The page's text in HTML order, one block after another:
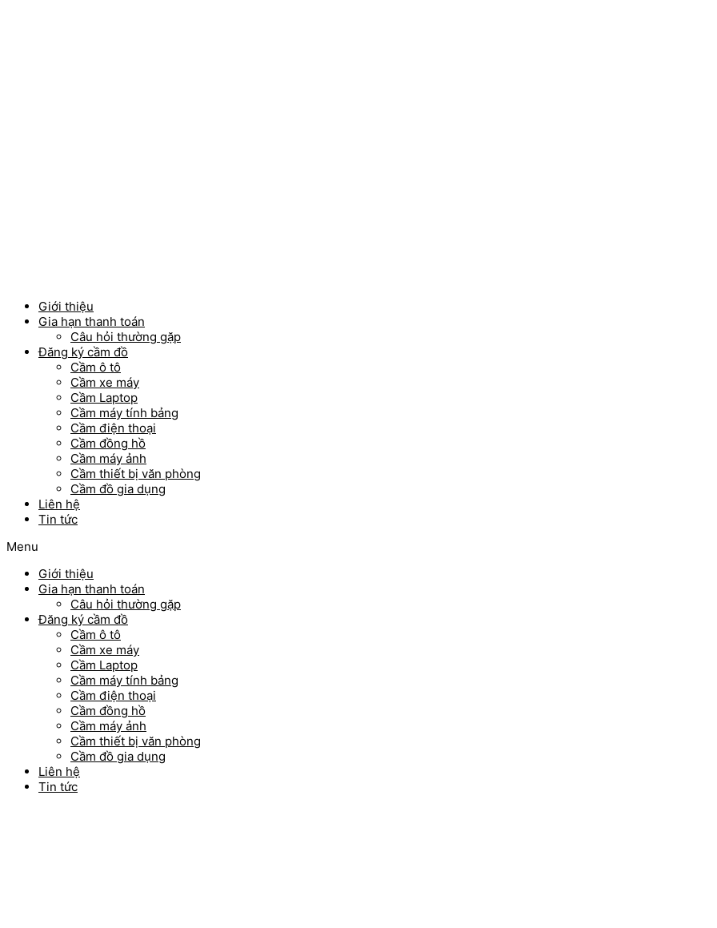
Giới thiệu
Gia hạn thanh toán
Câu hỏi thường gặp
Đăng ký cầm đồ
Cầm ô tô
Cầm xe máy
Cầm Laptop
Cầm máy tính bảng
Cầm điện thoại
Cầm đồng hồ
Cầm máy ảnh
Cầm thiết bị văn phòng
Cầm đồ gia dụng
Liên hệ
Tin tức
Menu
Giới thiệu
Gia hạn thanh toán
Câu hỏi thường gặp
Đăng ký cầm đồ
Cầm ô tô
Cầm xe máy
Cầm Laptop
Cầm máy tính bảng
Cầm điện thoại
Cầm đồng hồ
Cầm máy ảnh
Cầm thiết bị văn phòng
Cầm đồ gia dụng
Liên hệ
Tin tức